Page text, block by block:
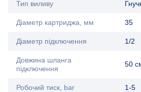
Тип виливу
Діаметр картриджа, мм 35
Діаметр підключення 1/2
Довжина шланга
підключення
50
Робочий тиск, bar 1-5